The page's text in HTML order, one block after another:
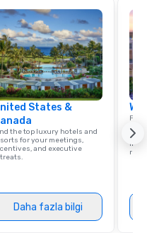
States &
the top luxury hotels and
for your meetings,
and executive
Daha fazla bilgi
Find